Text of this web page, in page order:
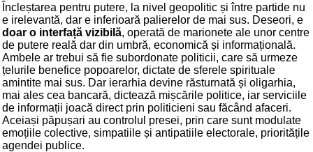
Încleștarea pentru putere, la nivel geopolitic și între partide nu
e irelevantă, dar e inferioară palierelor de mai sus. Deseori, e
doar o interfață vizibilă, operată de marionete ale unor centre
de putere reală dar din umbră, economică și informațională.
Ambele ar trebui să fie subordonate politicii, care să urmeze
țelurile benefice popoarelor, dictate de sferele spirituale
amintite mai sus. Dar ierarhia devine răsturnată și oligarhia,
mai ales cea bancară, dictează mișcările politice, iar serviciile
de informații joacă direct prin politicieni sau făcând afaceri.
Aceiași păpușari au controlul presei, prin care sunt modulate
emoțiile colective, simpatiile și antipatiile electorale, prioritățile
agendei publice.